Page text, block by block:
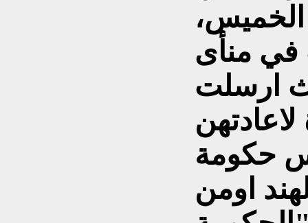
الخميس،
في منأى
ارسلت
حكومة
اومن